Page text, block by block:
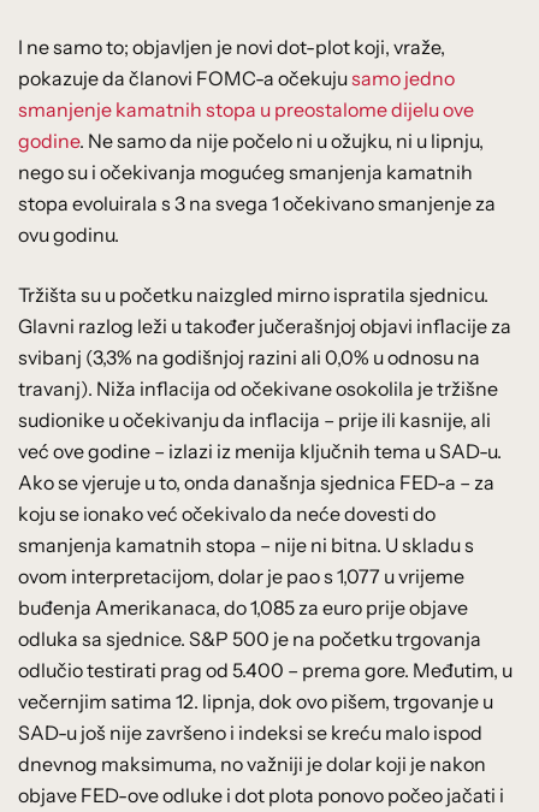
I ne samo to; objavljen je novi dot-plot koji, vraže,
pokazuje da članovi FOMC-a očekujusamo jedno
smanjenje kamatnih stopa u preostalome dijelu ove
godine. Ne samo da nije počelo ni u ožujku, ni u lipnju,
nego su i očekivanja mogućeg smanjenja kamatnih
stopa evoluirala s 3 na svega 1 očekivano smanjenje za
ovu godinu.
Tržišta su u početku naizgled mirno ispratila sjednicu.
Glavni razlog leži u također jučerašnjoj objavi inflacije za
svibanj (3,3% na godišnjoj razini ali 0,0% u odnosu na
travanj). Niža inflacija od očekivane osokolila je tržišne
sudionike u očekivanju da inflacija – prije ili kasnije, ali
već ove godine – izlazi iz menija ključnih tema u SAD-u.
Ako se vjeruje u to, onda današnja sjednica FED-a – za
koju se ionako već očekivalo da neće dovesti do
smanjenja kamatnih stopa – nije ni bitna. U skladu s
ovom interpretacijom, dolar je pao s 1,077 u vrijeme
buđenja Amerikanaca, do 1,085 za euro prije objave
odluka sa sjednice. S&P 500 je na početku trgovanja
odlučio testirati prag od 5.400 – prema gore. Međutim, u
večernjim satima 12. lipnja, dok ovo pišem, trgovanje u
SAD-u još nije završeno i indeksi se kreću malo ispod
dnevnog maksimuma, no važniji je dolar koji je nakon
objave FED-ove odluke i dot plota ponovo počeo jačati i